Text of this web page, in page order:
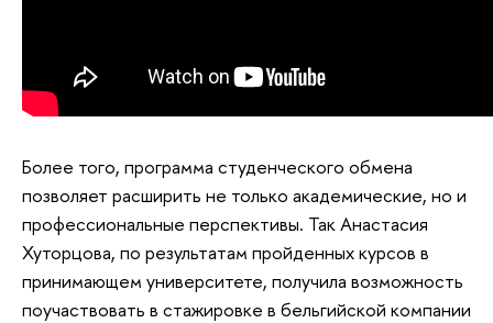
Более того, программа студенческого обмена
позволяет расширить не только академические, но и
профессиональные перспективы. Так Анастасия
Хуторцова, по результатам пройденных курсов в
принимающем университете, получила возможность
поучаствовать в стажировке в бельгийской компании